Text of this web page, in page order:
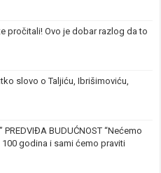
pročitali! Ovo je dobar razlog da to
slovo o Taljiću, Ibrišimoviću,
PREDVIĐA BUDUĆNOST “Nećemo
godina i sami ćemo praviti